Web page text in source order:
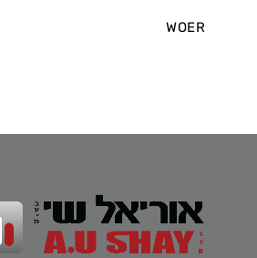
WOER